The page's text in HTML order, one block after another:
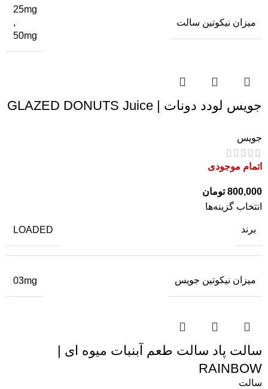
میزان نیکوتین سالت
25mg
,
50mg
جویس لودد دونات | GLAZED DONUTS Juice
جویس
اتمام موجودی
800,000 تومان
انتخاب گزینه‌ها
برند LOADED
میزان نیکوتین جویس 03mg
سالت پاد سالت طعم آبنبات میوه ای |
RAINBOW
سالت